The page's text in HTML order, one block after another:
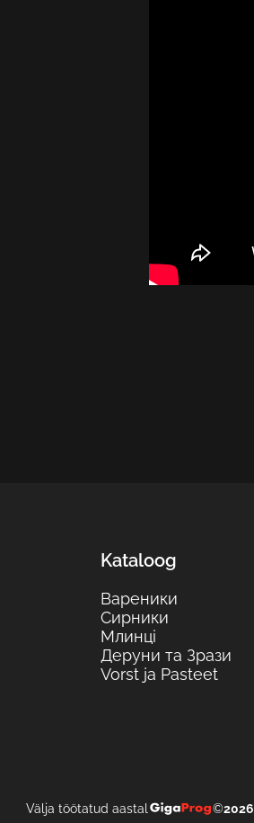
Kataloog
Вареники
Сирники
Млинці
Деруни та Зрази
Vorst ja Pasteet
Välja töötatud aastal ©2026